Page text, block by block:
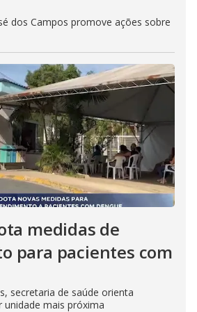
dos Campos promove ações sobre
medidas de
para pacientes com
secretaria de saúde orienta
unidade mais próxima